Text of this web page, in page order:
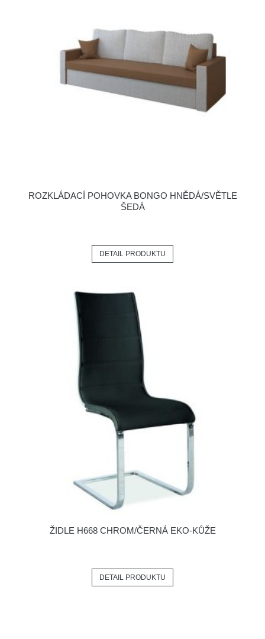
ROZKLÁDACÍ POHOVKA BONGO HNĚDÁ/SVĚTLE
ŠEDÁ
DETAIL PRODUKTU
ŽIDLE H668 CHROM/ČERNÁ EKO-KŮŽE
DETAIL PRODUKTU